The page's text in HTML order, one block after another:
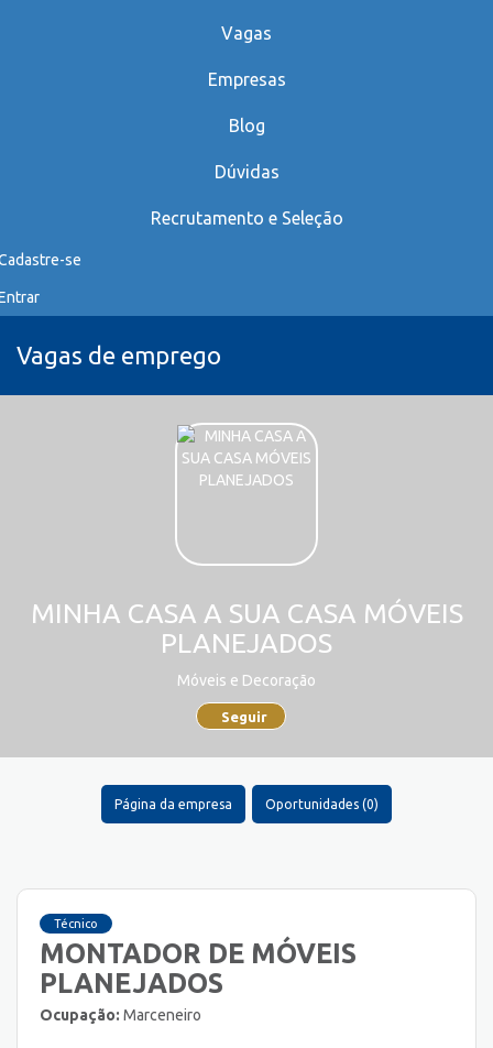
Vagas
Empresas
Blog
Dúvidas
Recrutamento e Seleção
se
Vagas de emprego
MINHA CASA A SUA CASA MÓVEIS
PLANEJADOS
Móveis e Decoração
Seguir
Página da empresa Oportunidades (0)
Técnico
MONTADOR DE MÓVEIS
PLANEJADOS
Ocupação: Marceneiro